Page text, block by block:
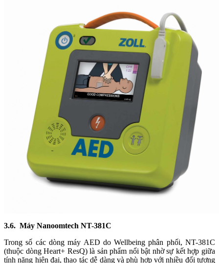
3.6. Máy Nanoomtech NT-381C
Trong số các dòng máy AED do Wellbeing phân phối, NT-381C
(thuộc dòng Heart+ ResQ) là sản phẩm nổi bật nhờ sự kết hợp giữa
tính năng hiện đại, thao tác dễ dàng và phù hợp với nhiều đối tượng